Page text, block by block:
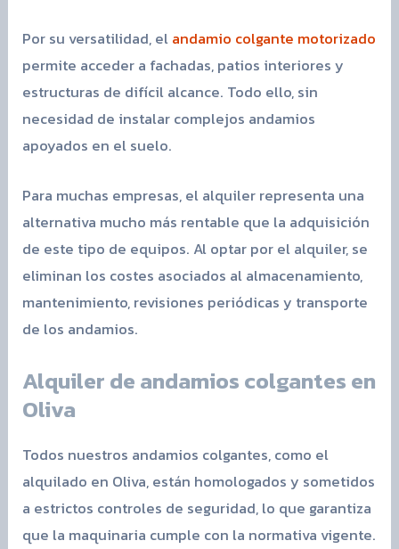
Por su versatilidad, el andamio colgante motorizado
permite acceder a fachadas, patios interiores y
estructuras de difícil alcance. Todo ello, sin
necesidad de instalar complejos andamios
apoyados en el suelo.
Para muchas empresas, el alquiler representa una
alternativa mucho más rentable que la adquisición
de este tipo de equipos. Al optar por el alquiler, se
eliminan los costes asociados al almacenamiento,
mantenimiento, revisiones periódicas y transporte
de los andamios.
Alquiler de andamios colgantes en
Oliva
Todos nuestros andamios colgantes, como el
alquilado en Oliva, están homologados y sometidos
a estrictos controles de seguridad, lo que garantiza
que la maquinaria cumple con la normativa vigente.